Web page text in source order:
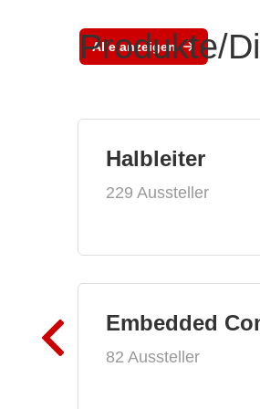
Alle anzeigen
Produkte/
Halbleiter
229 Aussteller
Embedded
82 Aussteller